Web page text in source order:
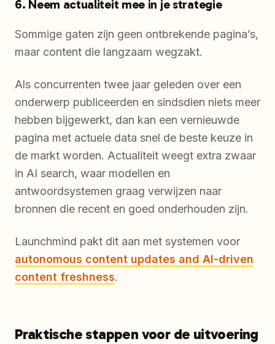
6. Neem actualiteit mee in je strategie
Sommige gaten zijn geen ontbrekende pagina’s,
maar content die langzaam wegzakt.
Als concurrenten twee jaar geleden over een
onderwerp publiceerden en sindsdien niets meer
hebben bijgewerkt, dan kan een vernieuwde
pagina met actuele data snel de beste keuze in
de markt worden. Actualiteit weegt extra zwaar
in AI search, waar modellen en
antwoordsystemen graag verwijzen naar
bronnen die recent en goed onderhouden zijn.
Launchmind pakt dit aan met systemen voor
autonomous content updates and AI-driven
content freshness.
Praktische stappen voor de uitvoering